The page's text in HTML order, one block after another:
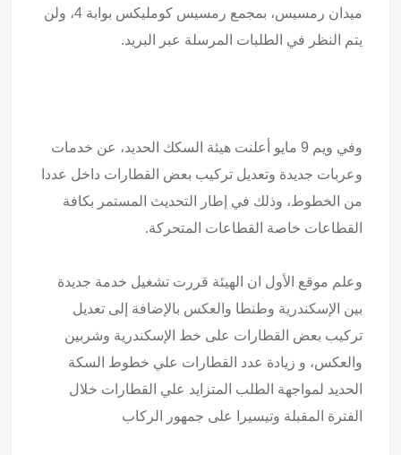
ميدان رمسيس، بمجمع رمسيس كومليكس بوابة 4، ولن
يتم النظر في الطلبات المرسلة عبر البريد.
وفي ويم 9 مايو أعلنت هيئة السكك الحديد، عن خدمات
وعربات جديدة وتعديل تركيب بعض القطارات داخل عددا
من الخطوط، وذلك في إطار التحديث المستمر بكافة
القطاعات خاصة القطاعات المتحركة.
وعلم موقع الأول ان الهيئة قررت تشغيل خدمة جديدة
بين الإسكندرية وطنطا والعكس بالإضافة إلى تعديل
تركيب بعض القطارات على خط الإسكندرية وشربين
والعكس، و زيادة عدد القطارات علي خطوط السكة
الحديد لمواجهة الطلب المتزايد علي القطارات خلال
الفترة المقبلة وتيسيرا على جمهور الركاب